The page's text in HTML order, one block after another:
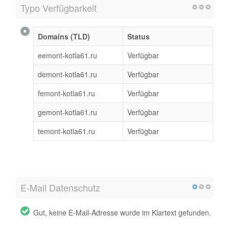
Typo Verfügbarkeit
Domains (TLD)
Status
eemont-kotla61.ru
Verfügbar
demont-kotla61.ru
Verfügbar
femont-kotla61.ru
Verfügbar
gemont-kotla61.ru
Verfügbar
temont-kotla61.ru
Verfügbar
E-Mail Datenschutz
Gut, keine E-Mail-Adresse wurde im Klartext gefunden.